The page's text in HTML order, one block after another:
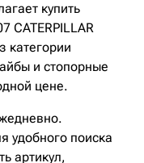
купить
CATERPILLAR
категории
и стопорные
цене.
удобного поиска
артикул,